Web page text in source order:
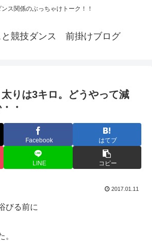
ス関係のぶっちゃけトーク！！
と競技ダンス 前掛けブログ
りは3キロ。どうやって減
・
Facebook はてブ
LINE コピー
2017.01.11
びる前に
。